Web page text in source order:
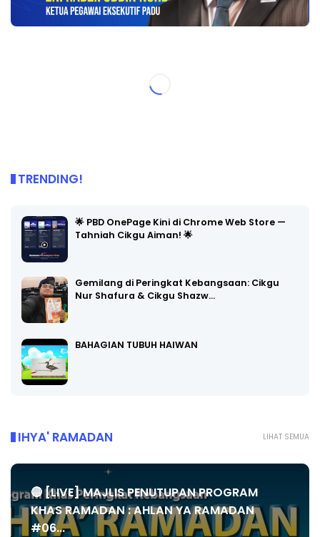
TRENDING!
🌟 PBD OnePage Kini di Chrome Web Store —
Tahniah Cikgu Aiman! 🌟
Gemilang di Peringkat Kebangsaan: Cikgu
Nur Shafura & Cikgu Shazw…
BAHAGIAN TUBUH HAIWAN
LIHAT SEMUA
IHYA' RAMADAN
🔴 [LIVE] MAJLIS PENUTUPAN PROGRAM
KHAS RAMADAN : AHLAN YA RAMADAN
#06...